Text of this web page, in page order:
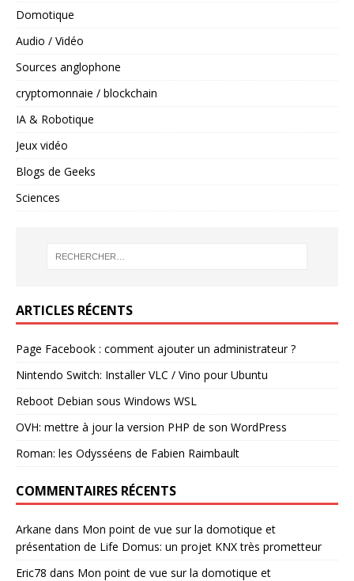
Domotique
Audio / Vidéo
Sources anglophone
cryptomonnaie / blockchain
IA & Robotique
Jeux vidéo
Blogs de Geeks
Sciences
ARTICLES RÉCENTS
Page Facebook : comment ajouter un administrateur ?
Nintendo Switch: Installer VLC / Vino pour Ubuntu
Reboot Debian sous Windows WSL
OVH: mettre à jour la version PHP de son WordPress
Roman: les Odysséens de Fabien Raimbault
COMMENTAIRES RÉCENTS
Arkane dans Mon point de vue sur la domotique et
présentation de Life Domus: un projet KNX très prometteur
Eric78 dans Mon point de vue sur la domotique et